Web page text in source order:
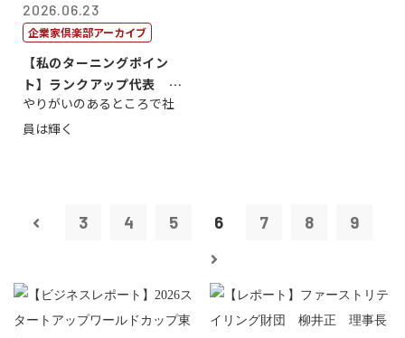
2026.06.23
企業家倶楽部アーカイブ
【私のターニングポイン
ト】ランクアップ代表 岩
崎裕美子
やりがいのあるところで社
員は輝く
3 4 5 6 7 8 9